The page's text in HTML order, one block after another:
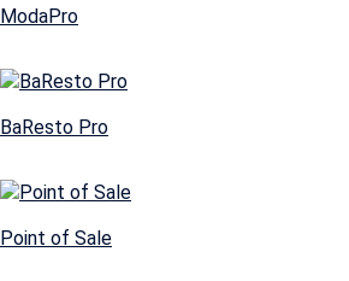
ModaPro
BaResto Pro
Point of Sale